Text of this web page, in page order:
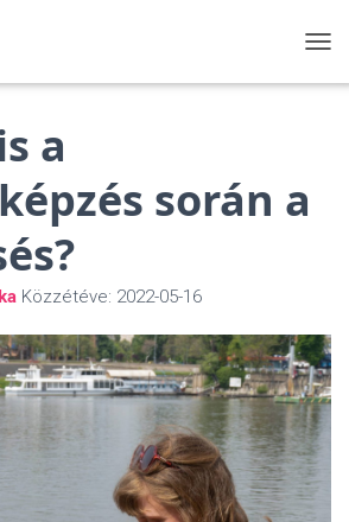
A
E
Z
Á
R
a
során a
Közzétéve: 2022-05-16